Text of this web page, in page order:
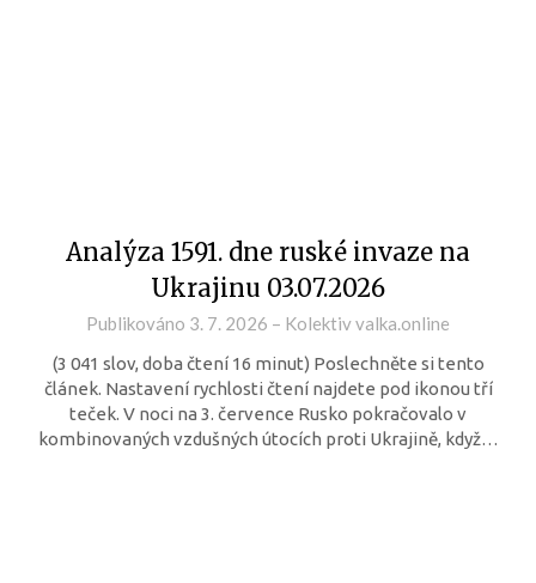
Analýza 1591. dne ruské invaze na
Ukrajinu 03.07.2026
Publikováno 3. 7. 2026 – Kolektiv valka.online
(3 041 slov, doba čtení 16 minut) Poslechněte si tento
článek. Nastavení rychlosti čtení najdete pod ikonou tří
teček. V noci na 3. července Rusko pokračovalo v
kombinovaných vzdušných útocích proti Ukrajině, když…